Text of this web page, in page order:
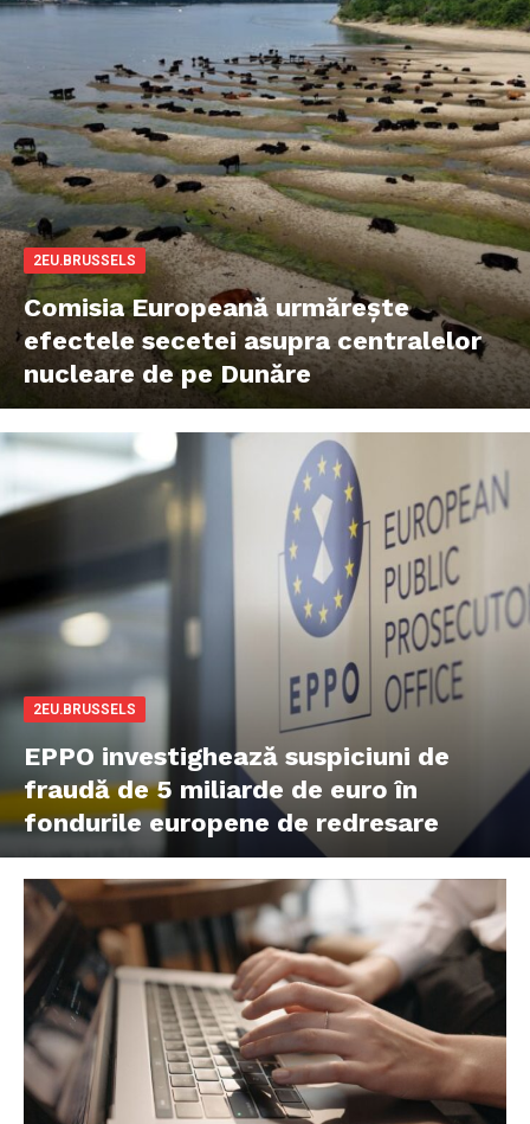
2EU.BRUSSELS
Comisia Europeană urmărește
efectele secetei asupra centralelor
nucleare de pe Dunăre
2EU.BRUSSELS
EPPO investighează suspiciuni de
fraudă de 5 miliarde de euro în
fondurile europene de redresare